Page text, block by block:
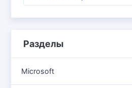
Разделы
Microsoft